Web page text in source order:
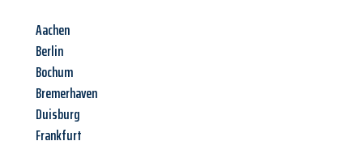
Aachen
Berlin
Bochum
Bremerhaven
Duisburg
Frankfurt